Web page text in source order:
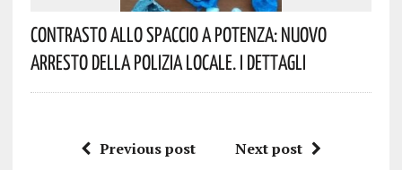
Contrasto Allo Spaccio A Potenza: Nuovo
Arresto Della Polizia Locale. I Dettagli
Previous post Next post